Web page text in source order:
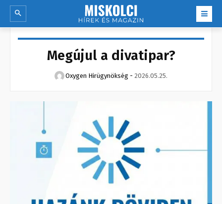
Megújul a divatipar?
Oxygen Hirügynökség - 2026.05.25.